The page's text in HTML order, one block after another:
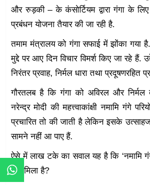
और रुड़की – के कंसोर्टियम द्वारा गंगा के
प्रबंधन योजना तैयार की जा रही है.
तमाम मंत्रालय को गंगा सफाई में झोंका गया
मुद्दे पर आए दिन विचार विमर्श किए जा रहे हैं.
निरंतर प्रवाह, निर्मल धारा तथा प्रदूषणरहित
गौरतलब है कि गंगा को अविरल और निर्मल
नरेन्द्र मोदी की महत्त्वाकांक्षी नमामि गंगे
प्रचारित तो की जाती है लेकिन इसके
सामने नहीं आ पाए हैं.
ऐसे में लाख टके का सवाल यह है कि ‘नमामि
क्या मिला है?